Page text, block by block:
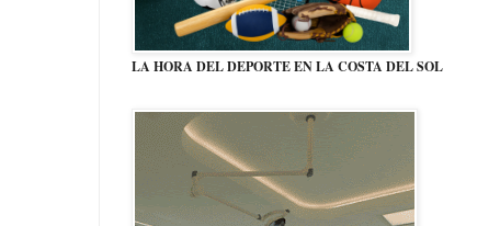
LA HORA DEL DEPORTE EN LA COSTA DEL SOL